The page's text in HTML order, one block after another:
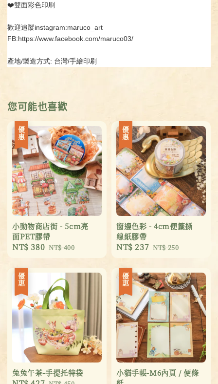
❤️雙面彩色印刷
歡迎追蹤instagram:maruco_art
FB:https://www.facebook.com/maruco03/
產地/製造方式: 台灣/手繪印刷
您可能也喜歡
優惠
小動物商店街 - 5cm亮
面PET膠帶
Sale
NT$ 380 Regular
NT$ 400
優惠
窗邊色彩 - 4cm便籤撕
線紙膠帶
Sale
price
NT$ 237 Regular
NT$ 250
優惠
兔兔午茶-手提托特袋
優惠
小貓手帳-M6內頁 / 便條